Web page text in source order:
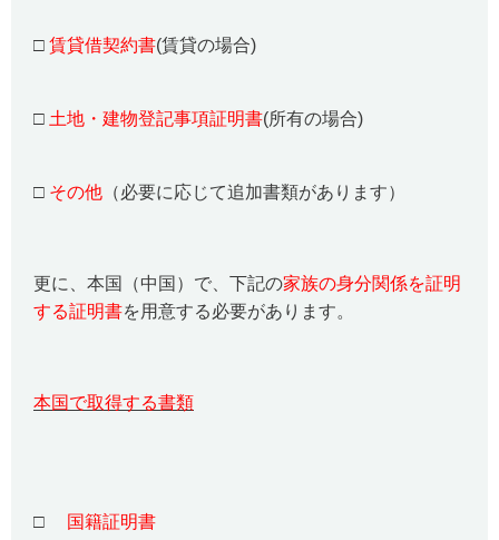
□ 賃貸借契約書(賃貸の場合)
□ 土地・建物登記事項証明書(所有の場合)
□ その他 （必要に応じて追加書類があります）
更に、本国（中国）で、下記の家族の身分関係を証明
する証明書を用意する必要があります。
本国で取得する書類
□ 国籍証明書